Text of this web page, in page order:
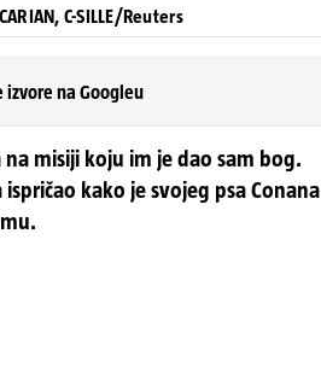
C-SILLE/Reuters
na Googleu
na misiji koju im je dao sam bog.
kako je svojeg psa Conana